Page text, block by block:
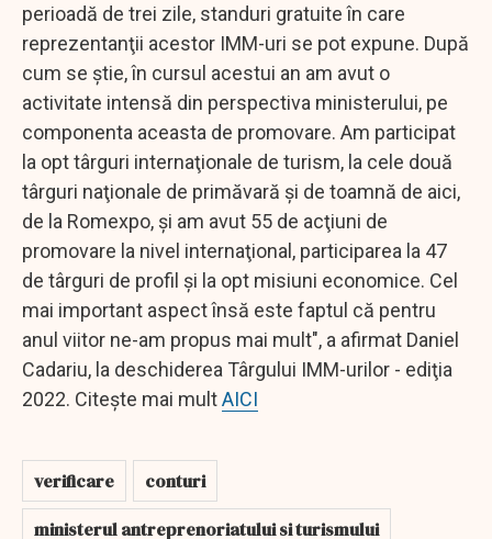
perioadă de trei zile, standuri gratuite în care
reprezentanţii acestor IMM-uri se pot expune. După
cum se ştie, în cursul acestui an am avut o
activitate intensă din perspectiva ministerului, pe
componenta aceasta de promovare. Am participat
la opt târguri internaţionale de turism, la cele două
târguri naţionale de primăvară şi de toamnă de aici,
de la Romexpo, şi am avut 55 de acţiuni de
promovare la nivel internaţional, participarea la 47
de târguri de profil şi la opt misiuni economice. Cel
mai important aspect însă este faptul că pentru
anul viitor ne-am propus mai mult", a afirmat Daniel
Cadariu, la deschiderea Târgului IMM-urilor - ediţia
2022. Citește mai multAICI
verificare
conturi
ministerul antreprenoriatului si turismului